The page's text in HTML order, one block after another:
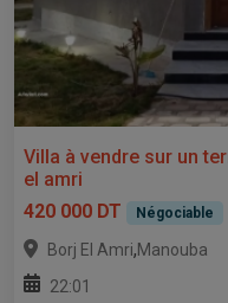
Villa à vendre sur un
el amri
420 000 DT
Négociable
Borj El Amri,Manouba
22:01